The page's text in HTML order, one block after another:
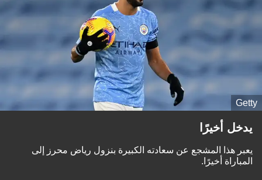
Getty
يدخل أخيرًا
يعبر هذا المشجع عن سعادته الكبيرة بنزول رياض محرز إلى
المباراة أخيرًا.